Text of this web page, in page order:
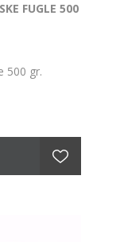
FUGLE 500
500 gr.